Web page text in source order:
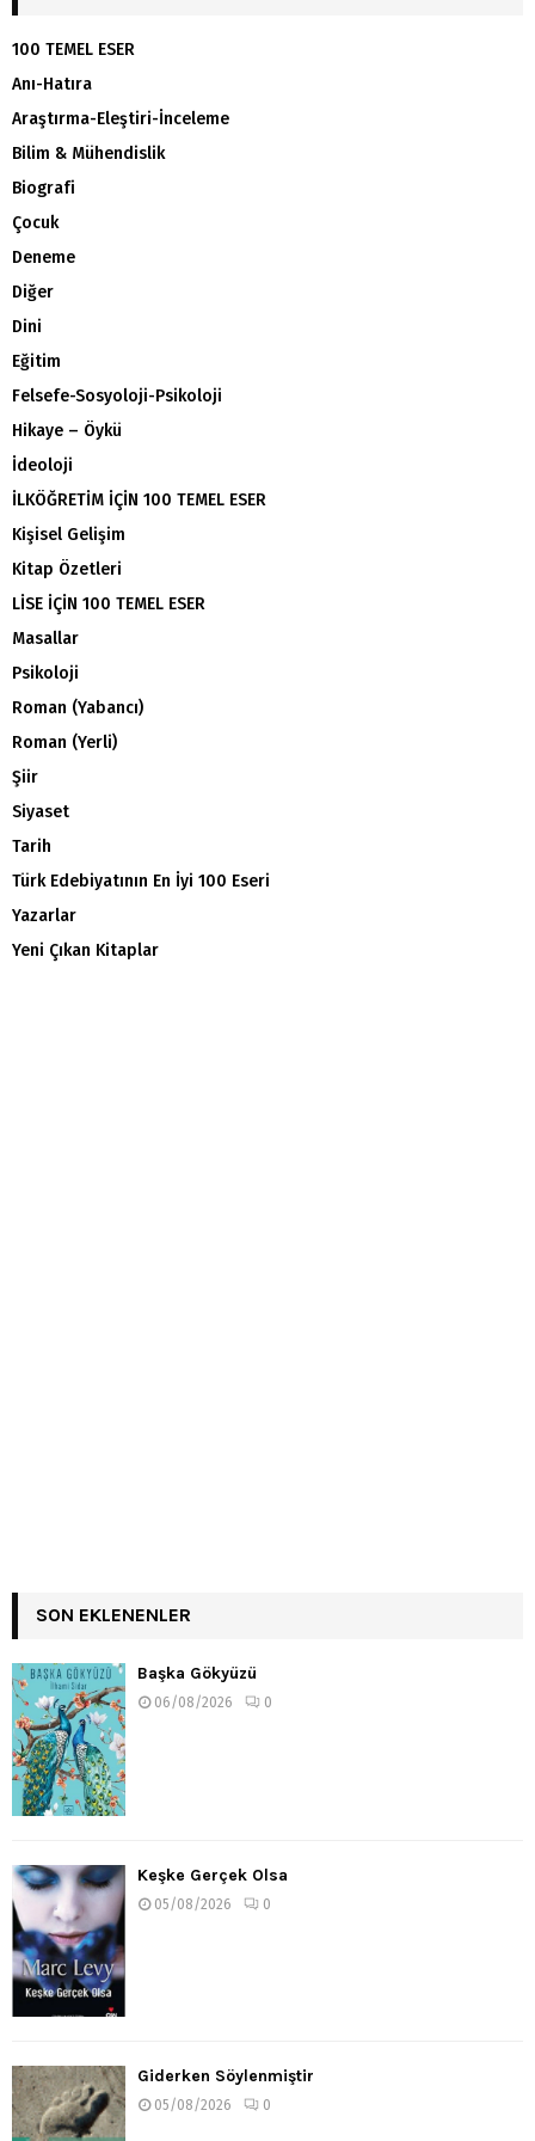
100 TEMEL ESER
Anı-Hatıra
Araştırma-Eleştiri-İnceleme
Bilim & Mühendislik
Biografi
Çocuk
Deneme
Diğer
Dini
Eğitim
Felsefe-Sosyoloji-Psikoloji
Hikaye – Öykü
İdeoloji
İLKÖĞRETİM İÇİN 100 TEMEL ESER
Kişisel Gelişim
Kitap Özetleri
LİSE İÇİN 100 TEMEL ESER
Masallar
Psikoloji
Roman (Yabancı)
Roman (Yerli)
Şiir
Siyaset
Tarih
Türk Edebiyatının En İyi 100 Eseri
Yazarlar
Yeni Çıkan Kitaplar
SON EKLENENLER
Başka Gökyüzü
06/08/2026 0
Keşke Gerçek Olsa
05/08/2026 0
Giderken Söylenmiştir
05/08/2026 0